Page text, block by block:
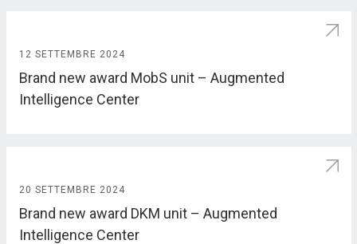
12 SETTEMBRE 2024
Brand new award MobS unit – Augmented
Intelligence Center
20 SETTEMBRE 2024
Brand new award DKM unit – Augmented
Intelligence Center